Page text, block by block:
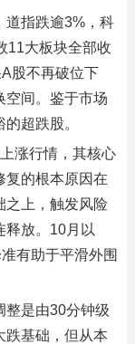
道指跌逾3%，科
11大板块全部收
股不再破位下
空间。鉴于市场
超跌股。
涨行情，其核心
复的根本原因在
之上，触发风险
释放。10月以
有助于平滑外围
整是由30分钟级
跌基础，但从本